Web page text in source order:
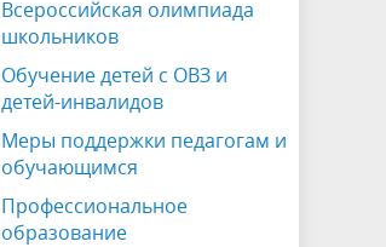
Всероссийская олимпиада
школьников
Обучение детей с ОВЗ и
детей-инвалидов
Меры поддержки педагогам и
обучающимся
Профессиональное
образование